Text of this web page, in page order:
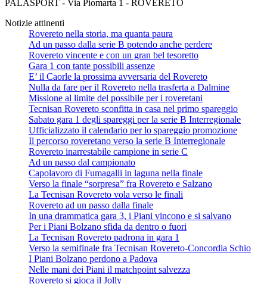
PALASPORT - Via Piomarta 1 - ROVERETO
Notizie attinenti
Rovereto nella storia, ma quanta paura
Ad un passo dalla serie B potendo anche perdere
Rovereto vincente e con un gran bel tesoretto
Gara 1 con tante possibili assenze
E’ il Caorle la prossima avversaria del Rovereto
Nulla da fare per il Rovereto nella trasferta a Dalmine
Missione al limite del possibile per i roveretani
Tecnisan Rovereto sconfitta in casa nel primo spareggio
Sabato gara 1 degli spareggi per la serie B Interregionale
Ufficializzato il calendario per lo spareggio promozione
Il percorso roveretano verso la serie B Interregionale
Rovereto inarrestabile campione in serie C
Ad un passo dal campionato
Capolavoro di Fumagalli in laguna nella finale
Verso la finale “sorpresa” fra Rovereto e Salzano
La Tecnisan Rovereto vola verso le finali
Rovereto ad un passo dalla finale
In una drammatica gara 3, i Piani vincono e si salvano
Per i Piani Bolzano sfida da dentro o fuori
La Tecnisan Rovereto padrona in gara 1
Verso la semifinale fra Tecnisan Rovereto-Concordia Schio
I Piani Bolzano perdono a Padova
Nelle mani dei Piani il matchpoint salvezza
Rovereto si gioca il Jolly